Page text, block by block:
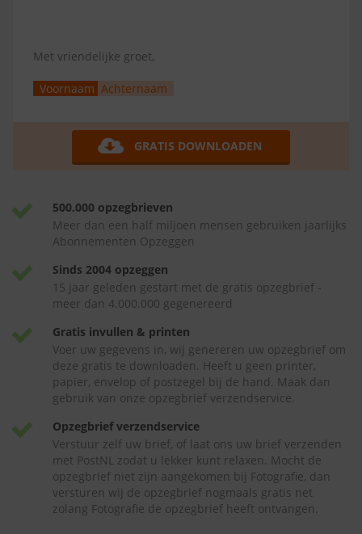
Met vriendelijke groet,
Voornaam Achternaam
GRATIS DOWNLOADEN
500.000 opzegbrieven
Meer dan een half miljoen mensen gebruiken jaarlijks
Abonnementen Opzeggen
Sinds 2004 opzeggen
15 jaar geleden gestart met de gratis opzegbrief -
meer dan 4.000.000 gegenereerd
Gratis invullen & printen
Voer uw gegevens in, wij genereren uw opzegbrief om
deze gratis te downloaden. Heeft u geen printer,
papier, envelop of postzegel bij de hand. Maak dan
gebruik van onze opzegbrief verzendservice.
Opzegbrief verzendservice
Verstuur zelf uw brief, of laat ons uw brief verzenden
met PostNL zodat u lekker kunt relaxen. Mocht de
opzegbrief niet zijn aangekomen bij Fotografie, dan
versturen wij de opzegbrief nogmaals gratis net
zolang Fotografie de opzegbrief heeft ontvangen.